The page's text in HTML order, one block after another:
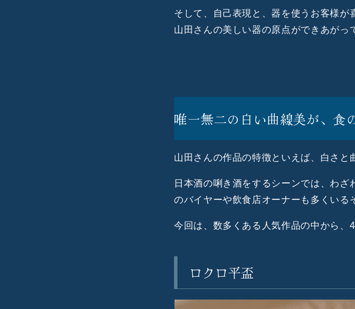
そして、自己表現と、器を使うお客様
山田さんの美しい器の原点ができあがっ
唯一無二の白い曲線美が、食
山田さんの作品の特徴といえば、白さと
日本酒の唎き酒をするシーンでは、わ
のバイヤーや飲食店オーナーも多くいる
今回は、数多くある人気作品の中から、
ロクロ平盃